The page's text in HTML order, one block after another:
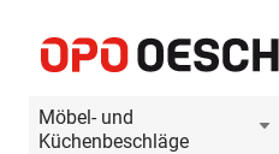
Möbel- und
Küchenbeschläge